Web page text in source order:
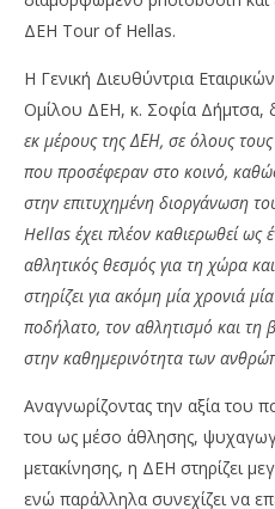
ΔΕΗ Tour of Hellas.
Η Γενική Διευθύντρια
Ομίλου ΔΕΗ, κ. Σοφία Δήμτσα,
εκ μέρους της ΔΕΗ, σε όλους τους
που προσέφεραν στο κοινό,
στην επιτυχημένη διοργάνωση
Hellas έχει πλέον καθιερωθεί ως
αθλητικός θεσμός για τη χώρα
στηρίζει για ακόμη μία χρονιά
ποδήλατο, τον αθλητισμό και τη
στην καθημερινότητα των
Αναγνωρίζοντας την αξία του
του ως μέσο άθλησης,
μετακίνησης, η ΔΕΗ στηρίζει
ενώ παράλληλα συνεχίζει να